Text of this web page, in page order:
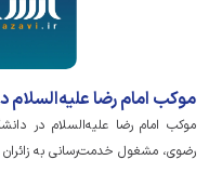
موکب امام رضا علیه‌السلام
موکب امام رضا علیه‌السلام در
رضوی، مشغول خدمت‌رسانی به